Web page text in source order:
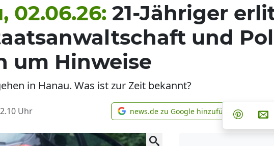
02.06.26: 21-Jähriger
und
um Hinweise
in Hanau. Was ist zur Zeit bekannt?
Uhr news.de zu Google
news.de zu Google hinzufügen Teilen